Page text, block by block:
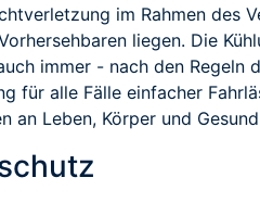
im Rahmen des
liegen. Die
immer - nach den
für alle Fälle einfacher
an Leben, Körper und